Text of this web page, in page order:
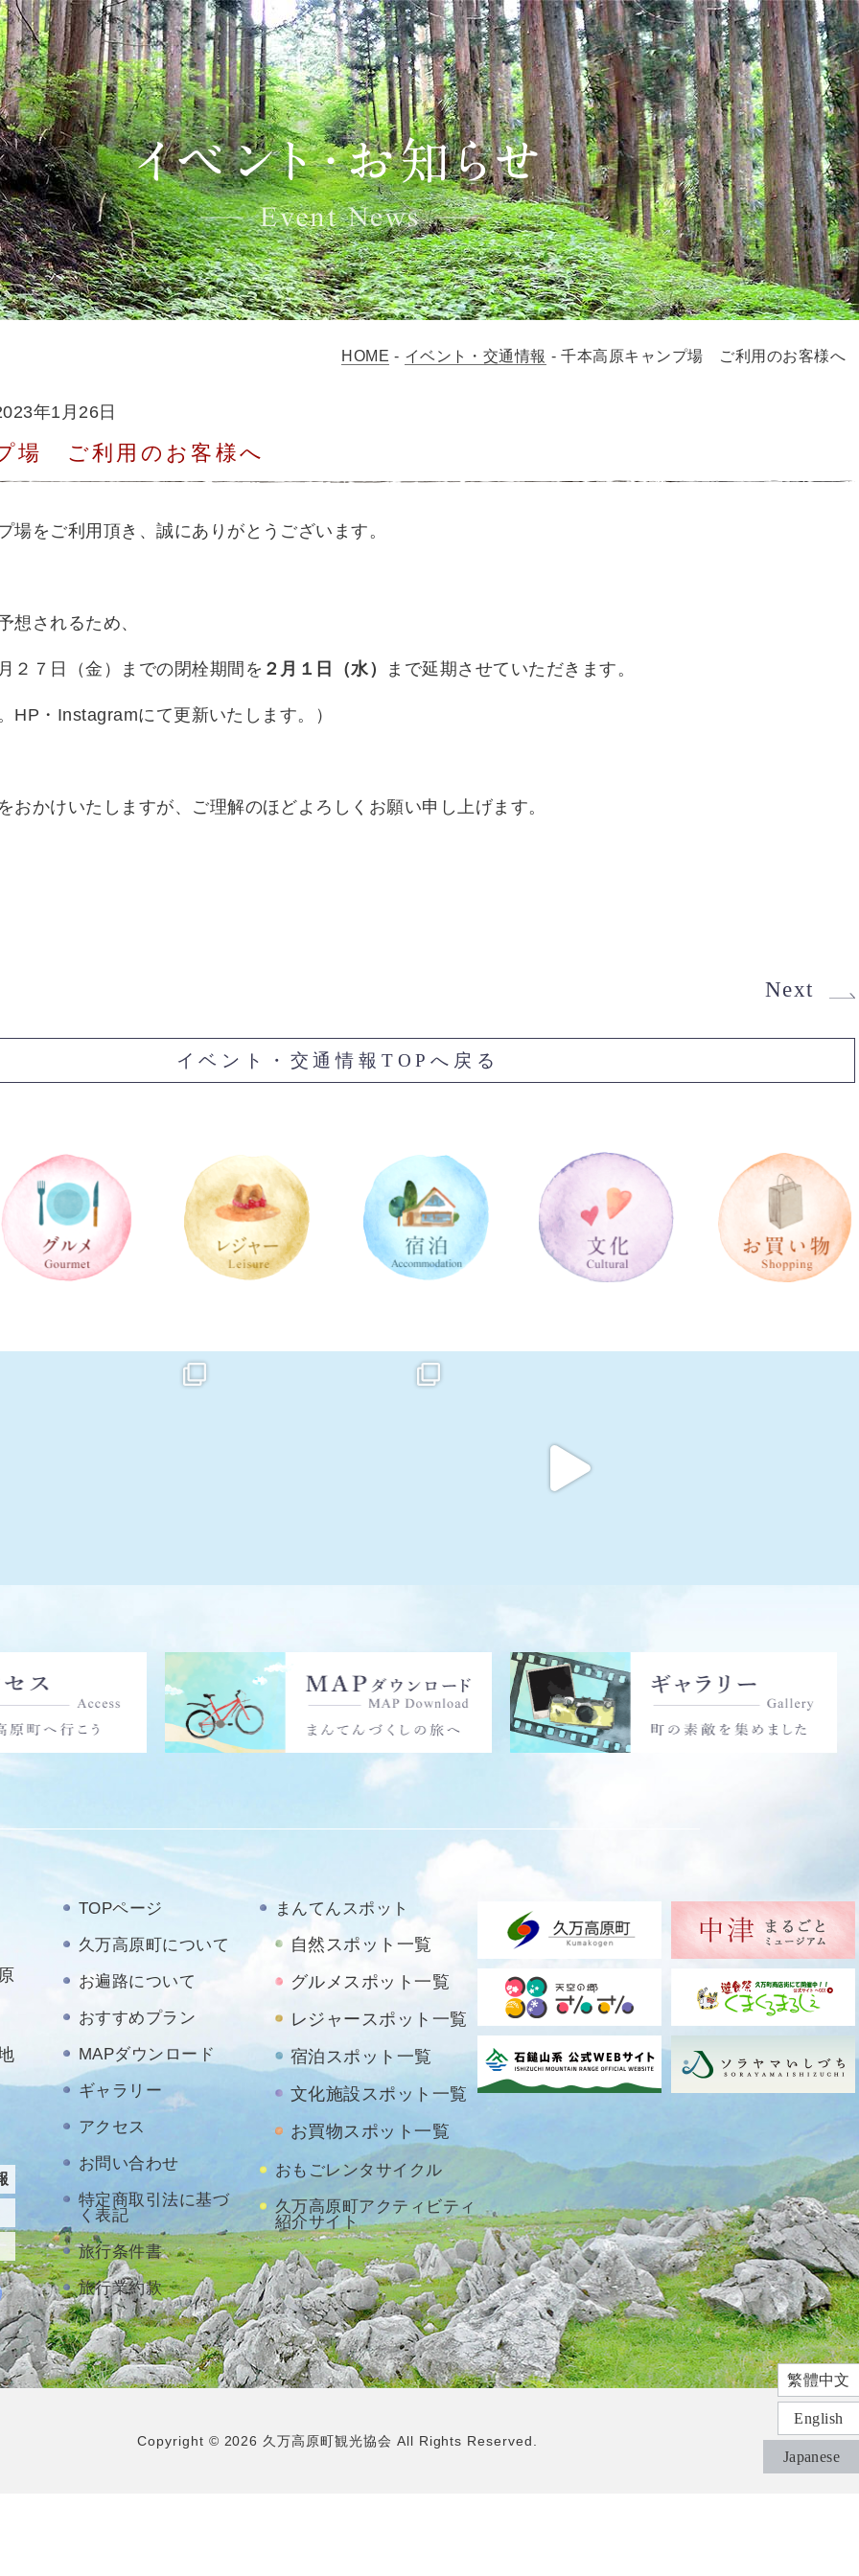
繁體中文
English
Japanese
HOME - イベント・交通情報 - 千本高原キャンプ場 ご利用のお客様へ
年1月26日
場 ご利用のお客様へ
場をご利用頂き、誠にありがとうございます。
想されるため、
２７日（金）までの閉栓期間を ２月１日（水） まで延期させていただきます。
HP ・ Instagramにて更新いたします。）
おかけいたしますが、ご理解のほどよろしくお願い申し上げます。
Next
イベント・交通情報TOPへ戻る
TOPページ
久万高原町について
お遍路について
おすすめプラン
MAPダウンロード
ギャラリー
アクセス
お問い合わせ
特定商取引法に基づ
く表記
旅行条件書
旅行業約款
まんてんスポット
自然スポット一覧
グルメスポット一覧
レジャースポット一覧
宿泊スポット一覧
文化施設スポット一覧
お買物スポット一覧
おもごレンタサイクル
久万高原町アクティビティ
紹介サイト
Copyright © 2026 久万高原町観光協会 All Rights Reserved.